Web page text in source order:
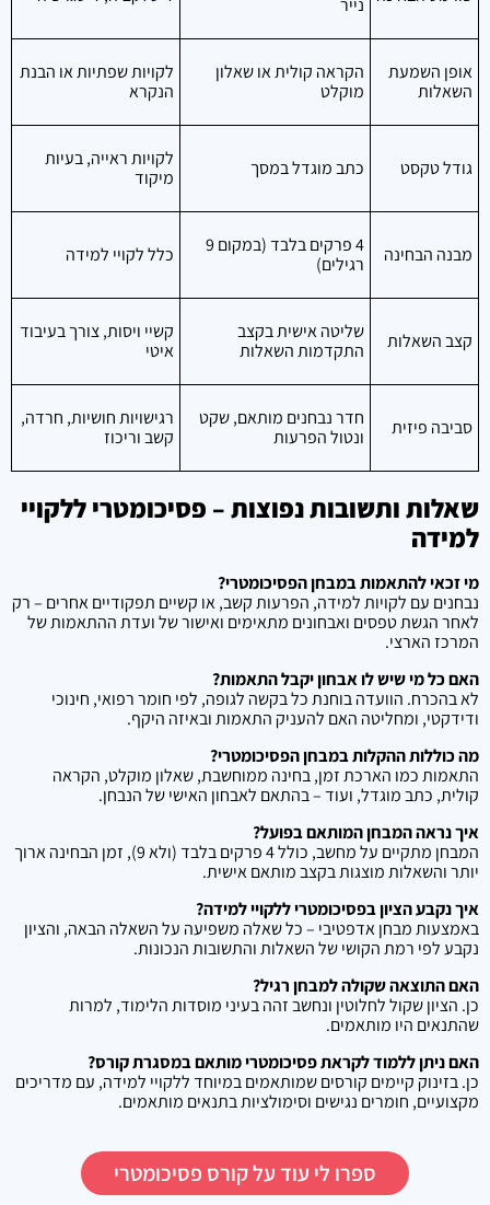
אופן השמעת
השאלות
הקראה קולית או שאלון
מוקלט
לקויות שפתיות או הבנת
הנקרא
גודל טקסט כתב מוגדל במסך
לקויות ראייה, בעיות
מיקוד
מבנה הבחינה
4 פרקים בלבד (במקום 9
רגילים)
כלל לקויי למידה
קצב השאלות
שליטה אישית בקצב
התקדמות השאלות
קשיי ויסות, צורך בעיבוד
איטי
סביבה פיזית
חדר נבחנים מותאם, שקט
ונטול הפרעות
רגישויות חושיות, חרדה,
קשב וריכוז
שאלות ותשובות נפוצות – פסיכומטרי ללקויי
למידה
מי זכאי להתאמות במבחן הפסיכומטרי?
נבחנים עם לקויות למידה, הפרעות קשב, או קשיים תפקודיים אחרים – רק
לאחר הגשת טפסים ואבחונים מתאימים ואישור של ועדת ההתאמות של
המרכז הארצי.
האם כל מי שיש לו אבחון יקבל התאמות?
לא בהכרח. הוועדה בוחנת כל בקשה לגופה, לפי חומר רפואי, חינוכי
ודידקטי, ומחליטה האם להעניק התאמות ובאיזה היקף.
מה כוללות ההקלות במבחן הפסיכומטרי?
התאמות כמו הארכת זמן, בחינה ממוחשבת, שאלון מוקלט, הקראה
קולית, כתב מוגדל, ועוד – בהתאם לאבחון האישי של הנבחן.
איך נראה המבחן המותאם בפועל?
המבחן מתקיים על מחשב, כולל 4 פרקים בלבד (ולא 9), זמן הבחינה ארוך
יותר והשאלות מוצגות בקצב מותאם אישית.
איך נקבע הציון בפסיכומטרי ללקויי למידה?
באמצעות מבחן אדפטיבי – כל שאלה משפיעה על השאלה הבאה, והציון
נקבע לפי רמת הקושי של השאלות והתשובות הנכונות.
האם התוצאה שקולה למבחן רגיל?
כן. הציון שקול לחלוטין ונחשב זהה בעיני מוסדות הלימוד, למרות
שהתנאים היו מותאמים.
האם ניתן ללמוד לקראת פסיכומטרי מותאם במסגרת קורס?
כן. בזינוק קיימים קורסים שמותאמים במיוחד ללקויי למידה, עם מדריכים
מקצועיים, חומרים נגישים וסימולציות בתנאים מותאמים.
ספרו לי עוד על קורס פסיכומטרי